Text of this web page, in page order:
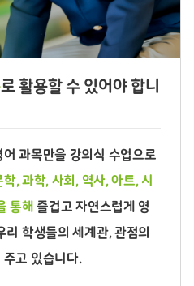
로 활용할 수 있어야 합니
과목만을 강의식 수업으로
학, 과학, 사회, 역사, 아트, 시
통해 즐겁고 자연스럽게 영
리 학생들의 세계관, 관점의
주고 있습니다.